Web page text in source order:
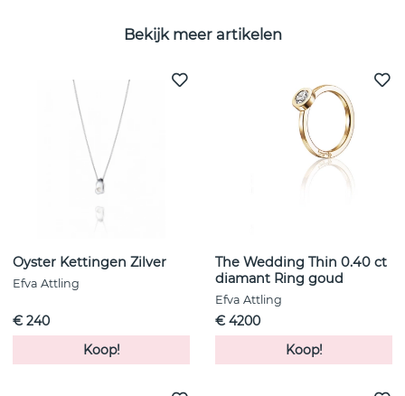
Bekijk meer artikelen
Oyster Kettingen Zilver
Efva Attling
€ 240
Koop!
The Wedding Thin 0.40 ct
diamant Ring goud
Efva Attling
€ 4200
Koop!